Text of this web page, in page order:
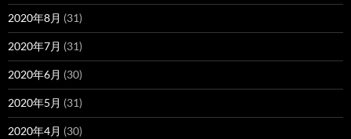
2020年8月 (31)
2020年7月 (31)
2020年6月 (30)
2020年5月 (31)
2020年4月 (30)